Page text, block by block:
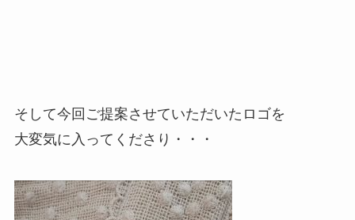
そして今回ご提案させていただいたロゴを
大変気に入ってくださり・・・